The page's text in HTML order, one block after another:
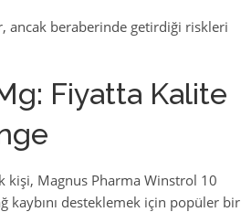
ancak beraberinde getirdiği riskleri
Fiyatta Kalite
kişi, Magnus Pharma Winstrol 10
kaybını desteklemek için popüler bir